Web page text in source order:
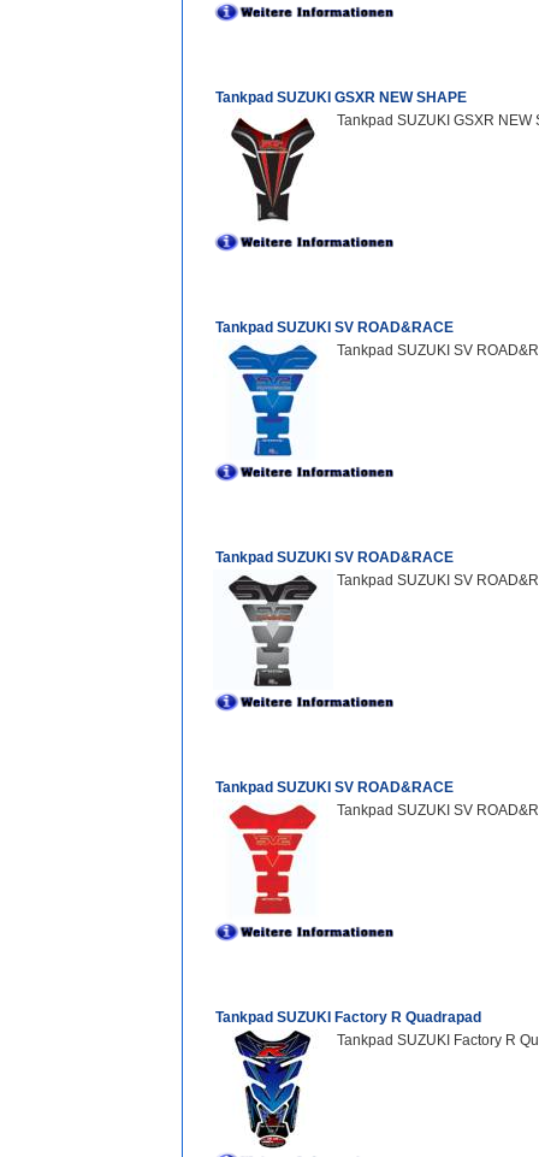
Tankpad SUZUKI GSXR NEW SHAPE
Tankpad SUZUKI GSXR NEW
Tankpad SUZUKI SV ROAD&RACE
Tankpad SUZUKI SV
Tankpad SUZUKI SV ROAD&RACE
Tankpad SUZUKI SV
Tankpad SUZUKI SV ROAD&RACE
Tankpad SUZUKI SV
Tankpad SUZUKI Factory R Quadrapad
Tankpad SUZUKI Factory R